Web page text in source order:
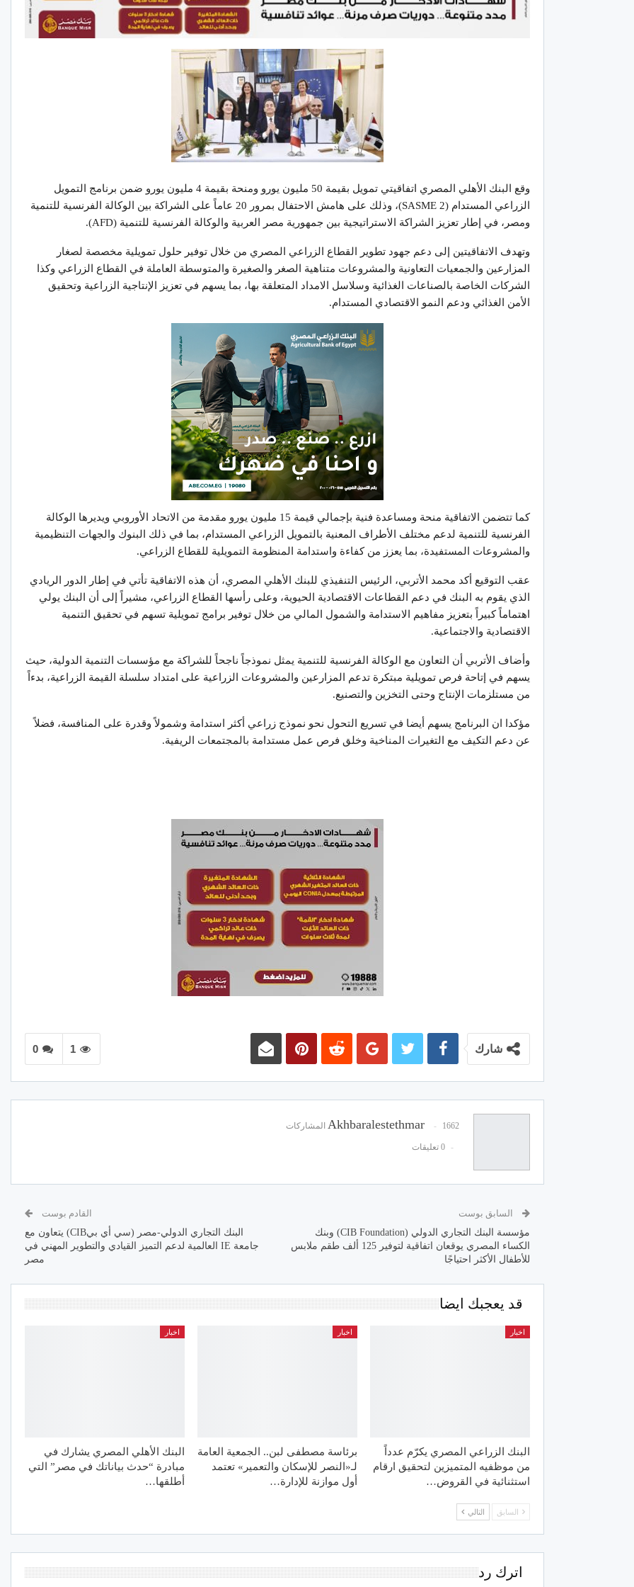
وقع البنك الأهلي المصري اتفاقيتي تمويل بقيمة 50 مليون يورو ومنحة بقيمة 4 مليون يورو ضمن برنامج التمويل
الزراعي المستدام (SASME 2)، وذلك على هامش الاحتفال بمرور 20 عاماً على الشراكة بين الوكالة الفرنسية للتنمية
ومصر، في إطار تعزيز الشراكة الاستراتيجية بين جمهورية مصر العربية والوكالة الفرنسية للتنمية (AFD).
وتهدف الاتفاقيتين إلى دعم جهود تطوير القطاع الزراعي المصري من خلال توفير حلول تمويلية مخصصة لصغار
المزارعين والجمعيات التعاونية والمشروعات متناهية الصغر والصغيرة والمتوسطة العاملة في القطاع الزراعي وكذا
الشركات الخاصة بالصناعات الغذائية وسلاسل الامداد المتعلقة بها، بما يسهم في تعزيز الإنتاجية الزراعية وتحقيق
الأمن الغذائي ودعم النمو الاقتصادي المستدام.
كما تتضمن الاتفاقية منحة ومساعدة فنية بإجمالي قيمة 15 مليون يورو مقدمة من الاتحاد الأوروبي ويديرها الوكالة
الفرنسية للتنمية لدعم مختلف الأطراف المعنية بالتمويل الزراعي المستدام، بما في ذلك البنوك والجهات التنظيمية
والمشروعات المستفيدة، بما يعزز من كفاءة واستدامة المنظومة التمويلية للقطاع الزراعي.
عقب التوقيع أكد محمد الأتربي، الرئيس التنفيذي للبنك الأهلي المصري، أن هذه الاتفاقية تأتي في إطار الدور الريادي
الذي يقوم به البنك في دعم القطاعات الاقتصادية الحيوية، وعلى رأسها القطاع الزراعي، مشيراً إلى أن البنك يولي
اهتماماً كبيراً بتعزيز مفاهيم الاستدامة والشمول المالي من خلال توفير برامج تمويلية تسهم في تحقيق التنمية
الاقتصادية والاجتماعية.
وأضاف الأتربي أن التعاون مع الوكالة الفرنسية للتنمية يمثل نموذجاً ناجحاً للشراكة مع مؤسسات التنمية الدولية، حيث
يسهم في إتاحة فرص تمويلية مبتكرة تدعم المزارعين والمشروعات الزراعية على امتداد سلسلة القيمة الزراعية، بدءاً
من مستلزمات الإنتاج وحتى التخزين والتصنيع.
مؤكدا ان البرنامج يسهم أيضا في تسريع التحول نحو نموذج زراعي أكثر استدامة وشمولاً وقدرة على المنافسة، فضلاً
عن دعم التكيف مع التغيرات المناخية وخلق فرص عمل مستدامة بالمجتمعات الريفية.
0 1 شارك
Akhbaralestethmar 1662 المشاركات
0 تعليقات
السابق بوست
مؤسسة البنك التجاري الدولي (CIB Foundation) وبنك
الكساء المصري يوقعان اتفاقية لتوفير 125 ألف طقم ملابس
للأطفال الأكثر احتياجًا
القادم بوست
البنك التجاري الدولي-مصر (سي أي بيCIB) يتعاون مع
جامعة IE العالمية لدعم التميز القيادي والتطوير المهني في
مصر
قد يعجبك ايضا
اخبار
البنك الزراعي المصري يكرّم عدداً
من موظفيه المتميزين لتحقيق ارقام
استثنائية في القروض…
اخبار
برئاسة مصطفى لبن.. الجمعية العامة
لـ«النصر للإسكان والتعمير» تعتمد
أول موازنة للإدارة…
اخبار
البنك الأهلي المصري يشارك في
مبادرة “حدث بياناتك في مصر” التي
أطلقها…
السابق التالي
اترك رد